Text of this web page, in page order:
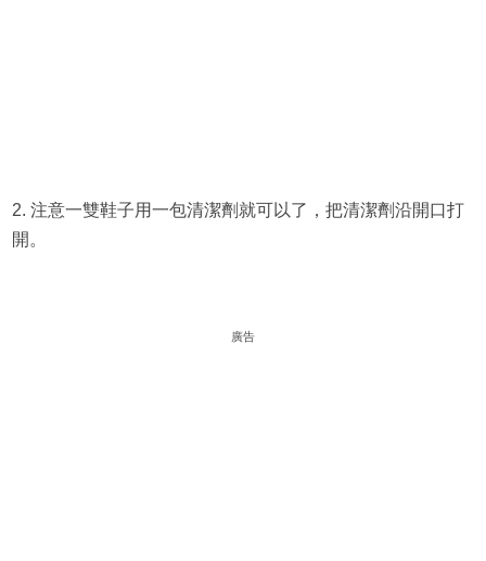
2. 注意一雙鞋子用一包清潔劑就可以了，把清潔劑沿開口打
開。
廣告